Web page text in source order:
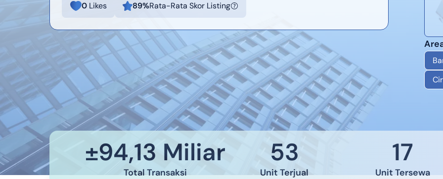
0 Likes 89%Rata-Rata Skor Listing
±94,13 Miliar
Total Transaksi
53
Unit Terjual
17
Unit Tersewa